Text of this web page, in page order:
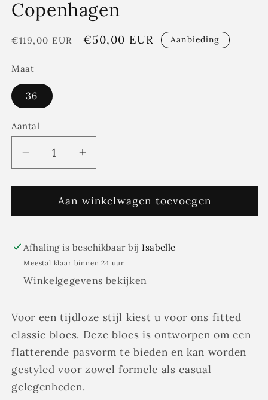
Copenhagen
Normale
€119,00 EUR Aanbiedingsprijs
€50,00 EUR Aanbieding
Maat
36
Aantal
Aantal
Aantal
verlagen
voor
Getailleerde
bloes
(N1200)
-
Copenhagen
Aantal
verhogen
voor
Getailleerde
bloes
(N1200)
-
Copenhagen
Aan winkelwagen toevoegen
Afhaling is beschikbaar bij Isabelle
Meestal klaar binnen 24 uur
Winkelgegevens bekijken
Voor een tijdloze stijl kiest u voor ons fitted
classic bloes. Deze bloes is ontworpen om een ​​
flatterende pasvorm te bieden en kan worden
gestyled voor zowel formele als casual
gelegenheden.